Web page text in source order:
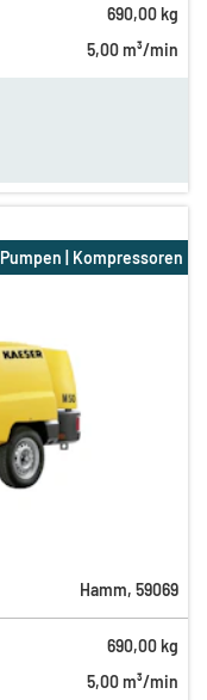
690,00 kg
5,00 m³/min
Pumpen | Kompressoren
Hamm, 59069
690,00 kg
5,00 m³/min